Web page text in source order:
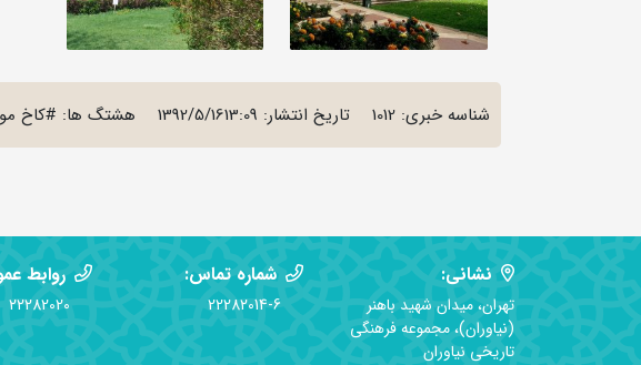
شناسه خبری: 1012 تاریخ انتشار: 1392/5/1613:09 هشتگ ها: #کاخ
نشانی:
تهران، میدان شهید باهنر
(نیاوران)، مجموعه فرهنگی
تاریخی نیاوران
شماره تماس:
22282014-6
روابط
22282020